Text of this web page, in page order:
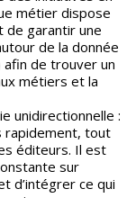
métier dispose
garantir une
de la donnée
afin de trouver un
métiers et la
unidirectionnelle :
rapidement, tout
éditeurs. Il est
sur
d’intégrer ce qui